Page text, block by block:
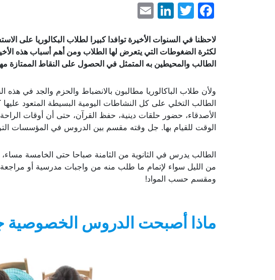
Facebook
Twitter
LinkedIn
لاحظنا في السنوات الأخيرة توافدا كبيرا لطلاب البكالوريا على
لكثرة الضغوطات التي يتعرض لها الطلاب ومن أهم أسباب هذه
الطالب والمحيطين به المتمثل في الحصول على النقاط الممتازة
ولأن طلاب الباكالوريا مطالبون بالانضباط والحزم والجد في هذه
الطالب التخلي على كل النشاطات اليومية البسيطة المتعود
الأصدقاء، حضور حلقات دينية، حفظ القرآن، حتى أن أوقات
الوقت للقيام بها. جل وقته مقسم بين الدروس في المؤسسات
الطالب يدرس في الثانوية من الثامنة صباحا حتى الخامسة
من الليل سواء لإتمام ما طلب منه من واجبات مدرسية أو
ومقسم حسب المواد!
ماذا أصبحت الدروس الخصوصية